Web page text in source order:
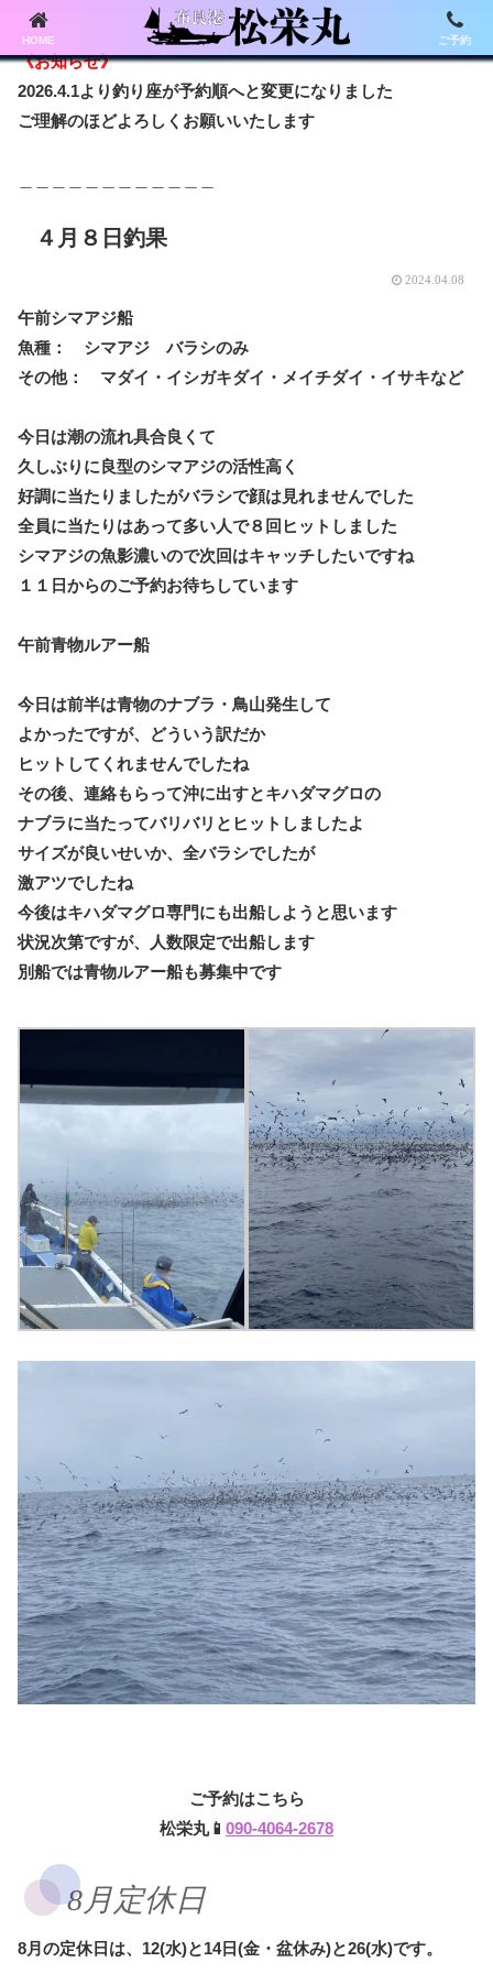
《お知らせ》
2026.4.1より釣り座が予約順へと変更になりました
ご理解のほどよろしくお願いいたします
４月８日釣果
2024.04.08
午前シマアジ船
魚種： シマアジ バラシのみ
その他： マダイ・イシガキダイ・メイチダイ・イサキなど
今日は潮の流れ具合良くて
久しぶりに良型のシマアジの活性高く
好調に当たりましたがバラシで顔は見れませんでした
全員に当たりはあって多い人で８回ヒットしました
シマアジの魚影濃いので次回はキャッチしたいですね
１１日からのご予約お待ちしています
午前青物ルアー船
今日は前半は青物のナブラ・鳥山発生して
よかったですが、どういう訳だか
ヒットしてくれませんでしたね
その後、連絡もらって沖に出すとキハダマグロの
ナブラに当たってバリバリとヒットしましたよ
サイズが良いせいか、全バラシでしたが
激アツでしたね
今後はキハダマグロ専門にも出船しようと思います
状況次第ですが、人数限定で出船します
別船では青物ルアー船も募集中です
ご予約はこちら
松栄丸📱 090-4064-2678
8月定休日
8月の定休日は、12(水)と14日(金・盆休み)と26(水)です。
HOME ご予約